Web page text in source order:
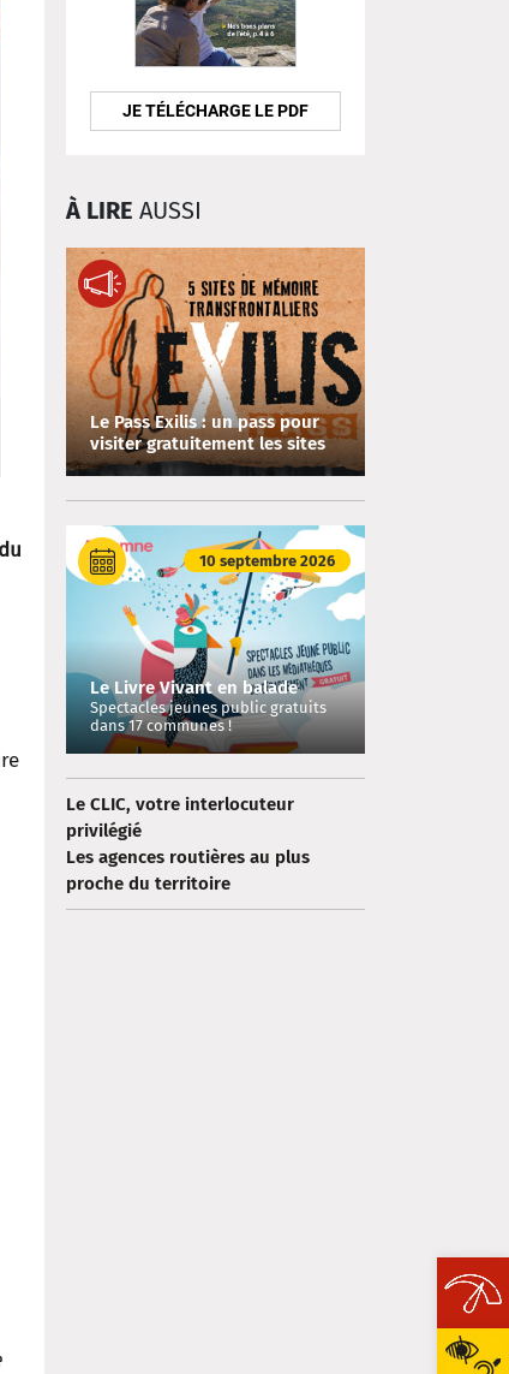
JE TÉLÉCHARGE LE PDF
À LIRE AUSSI
Le Pass Exilis : un pass pour
visiter gratuitement les sites
de mémoire !
10 septembre 2026
Le Livre Vivant en balade
Spectacles jeunes public gratuits
dans 17 communes !
Le CLIC, votre interlocuteur
privilégié
Les agences routières au plus
proche du territoire